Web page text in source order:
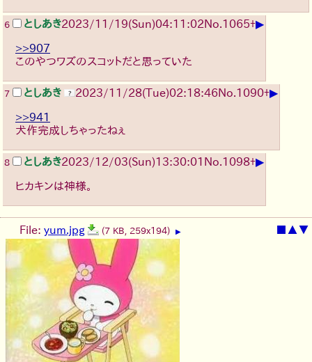
6 としあき2023/11/19(Sun)04:11:02No.1065+▶
>>907
このやつワズのスコットだと思っていた
7 としあき 2023/11/28(Tue)02:18:46No.1090+▶
>>941
犬作完成しちゃったねぇ
8 としあき2023/12/03(Sun)13:30:01 No.1098+▶
ヒカキンは神様。
▲▼
File: yum.jpg (7 KB, 259x194) ▶